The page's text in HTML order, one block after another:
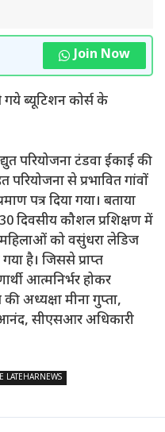
Join Now
ब्यूटिशन कोर्स के
परियोजना टंडवा ईकाई की
से प्रभावित गांवों
पत्र दिया गया। बताया
दिवसीय कौशल प्रशिक्षण में
महिलाओं को वसुंधरा लेडिज
है। जिससे प्राप्त
आत्मनिर्भर होकर
अध्यक्षा मीना गुप्ता,
सीएसआर अधिकारी
LATEHARNEWS